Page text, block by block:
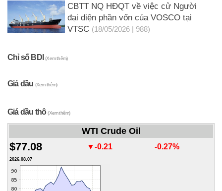
CBTT NQ HĐQT về việc cử Người
đại diện phần vốn của VOSCO tại
VTSC (18/05/2026 | 988)
Chỉ số BDI(Xem thêm)
Giá dầu (Xem thêm)
Giá dầu thô(Xem thêm)
WTI Crude Oil
$77.08 ▼-0.21 -0.27%
2026.08.07